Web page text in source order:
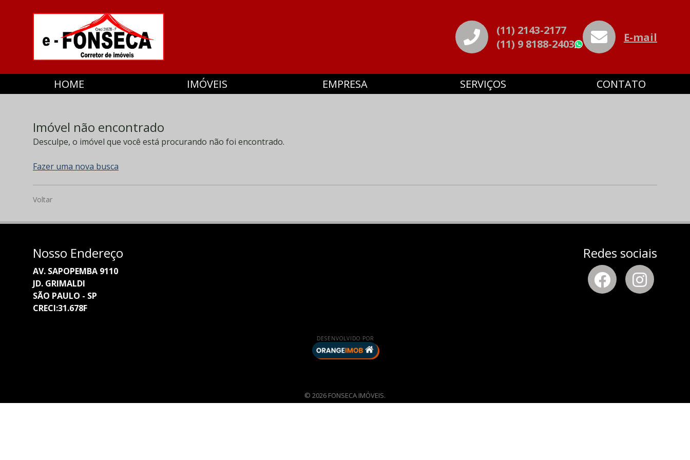
(11) 2143-2177
(11) 9 8188-2403
WhatsApp
E-mail
HOME IMÓVEIS EMPRESA SERVIÇOS CONTATO
Imóvel não encontrado
Desculpe, o imóvel que você está procurando não foi encontrado.
Fazer uma nova busca
Voltar
Nosso Endereço
AV. SAPOPEMBA 9110
JD. GRIMALDI
SÃO PAULO - SP
CRECI:31.678F
Redes sociais
DESENVOLVIDO POR
© 2026 FONSECA IMÓVEIS.